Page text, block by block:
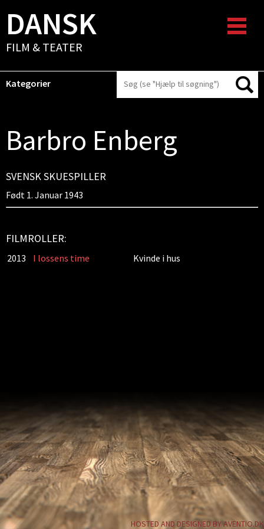
DANSK
FILM & TEATER
Kategorier
Barbro Enberg
SVENSK SKUESPILLER
Født 1. Januar 1943
FILMROLLER:
2013 I lossens time Kvinde i hus
HOSTED AND DESIGNED BY AVENTIO.DK